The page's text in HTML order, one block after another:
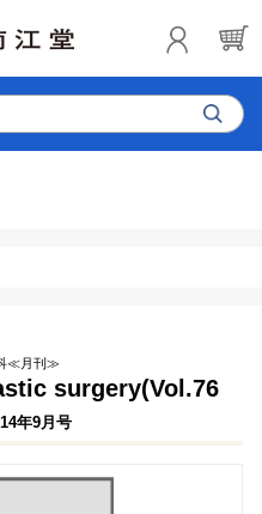
≪月刊≫
surgery(Vol.76
年9月号